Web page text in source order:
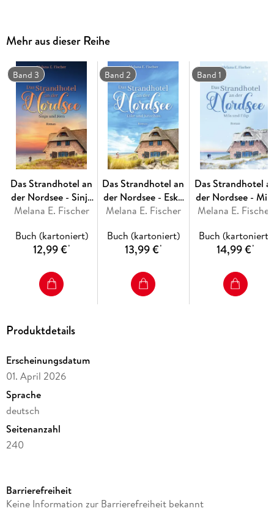
zwischen den beiden und Bentje fragt sich, ob sie die falsche
Wahl getroffen hat. Gerade als sie sich eine Auszeit gönnen
möchte, um sich über ihre Gefühle klar zu werden, steht Kay
auf ihrer Matte - mit einer ungewöhnlichen Bitte. Oft hatte
Kay One-Night-Stands mit Kolleginnen und weiblichen
Gästen des Strandhotels. Für Bentje hätte er sich geändert,
doch sie hat sich für Vroni entschieden und damit auch der
Freundschaft zu ihm einen Dämpfer verpasst. Während er
noch daran knabbert, taucht eine Frau im Hotel auf und
überreicht Kay seine vermeintliche Tochter. Anscheinend hat
das Karma ihn gefunden. Klar ist: Wenn er das schaffen will,
braucht er Hilfe. ************Bitte beachtet die
Triggerwarnung zu Beginn des Buches! ************Eine in
anderen Teilen wiederauftauchen.
Mehr aus dieser Reihe
Band 3
Das Strandhotel an
der Nordsee - Sinja
und Jörn
Melana E. Fischer
Buch (kartoniert)
12,99 €*
Band 2
Das Strandhotel an
der Nordsee - Eske
und Krischan
Melana E. Fischer
Buch (kartoniert)
13,99 €*
Band 1
Das Strandhotel
der Nordsee -
und Filip
Melana E. Fischer
Buch (kartoniert)
14,99 €*
Produktdetails
Erscheinungsdatum
01. April 2026
Sprache
deutsch
Seitenanzahl
240
Reihe
Barrierefreiheit
Keine Information zur Barrierefreiheit bekannt